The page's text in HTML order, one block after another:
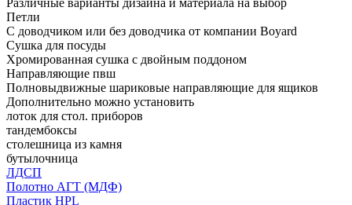
Петли
С доводчиком или без доводчика от компании Boyard
Сушка для посуды
Хромированная сушка с двойным поддоном
Направляющие пвш
Полновыдвижные шариковые направляющие для ящиков
Дополнительно можно установить
лоток для стол. приборов
тандембоксы
столешница из камня
бутылочница
ЛДСП
Полотно АГТ (МДФ)
Пластик HPL